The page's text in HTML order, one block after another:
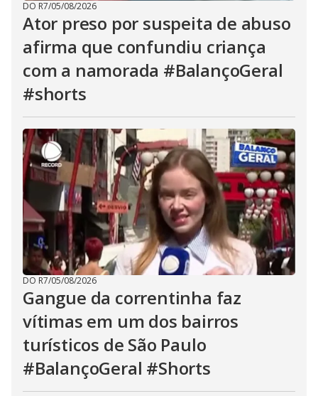
DO R7/05/08/2026
Ator preso por suspeita de abuso
afirma que confundiu criança
com a namorada #BalançoGeral
#shorts
DO R7/05/08/2026
Gangue da correntinha faz
vítimas em um dos bairros
turísticos de São Paulo
#BalançoGeral #Shorts